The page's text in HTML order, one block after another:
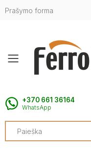
Prašymo forma
Toggle
+370 661 36164
WhatsApp
Search